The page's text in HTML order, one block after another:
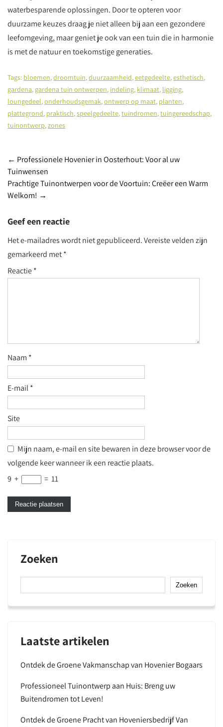
waterbesparende oplossingen. Door te opteren voor
duurzame keuzes draag je niet alleen bij aan een gezondere
leefomgeving, maar geniet je ook van een tuin die in harmonie
is met de natuur en toekomstige generaties.
Tags: bloemen,droomtuin,duurzaamheid,eetgedeelte,esthetisch,
gardena, gardena tuin ontwerpen, indeling, klimaat, ligging,
loungedeel,onderhoudsgemak,ontwerp op maat, planten,
plattegrond, praktisch,speelgedeelte,tuindromen,tuingereedschap,
tuinontwerp,zones
Post
navigation
← Professionele Hovenier in Oosterhout: Voor al uw
Tuinwensen
Prachtige Tuinontwerpen voor de Voortuin: Creëer een Warm
Welkom! →
Geef een reactie
Het e-mailadres wordt niet gepubliceerd.Vereiste velden zijn
gemarkeerd met*
Reactie*
Naam *
E-mail*
Site
Mijn naam, e-mail en site bewaren in deze browser voor de
volgende keer wanneer ik een reactie plaats.
9 + = 11
Zoeken
Zoeken
Laatste artikelen
Ontdek de Groene Vakmanschap van Hovenier Bogaars
Professioneel Tuinontwerp aan Huis: Breng uw
Buitendromen tot Leven!
Ontdek de Groene Pracht van Hoveniersbedrijf Van